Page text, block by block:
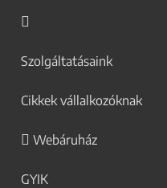
Szolgáltatásaink
Cikkek vállalkozóknak
Webáruház
GYIK